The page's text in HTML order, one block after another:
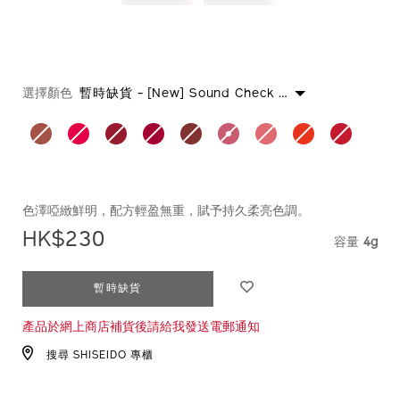
品
號：
1011477710SHI_hk
選擇顏色 暫時缺貨 - [new] Sound Check 珊瑚之音 525
色澤啞緻鮮明，配方輕盈無重，賦予持久柔亮色調。
HK$230 容量 4g
TO
CART
OPTIONS
PRODUCT
ACTIONS
暫時缺貨
產品於網上商店補貨後請給我發送電郵通知
搜尋 SHISEIDO 專櫃